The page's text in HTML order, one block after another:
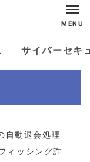
MENU
サイバーセキ
自動退会処理
ィッシング詐